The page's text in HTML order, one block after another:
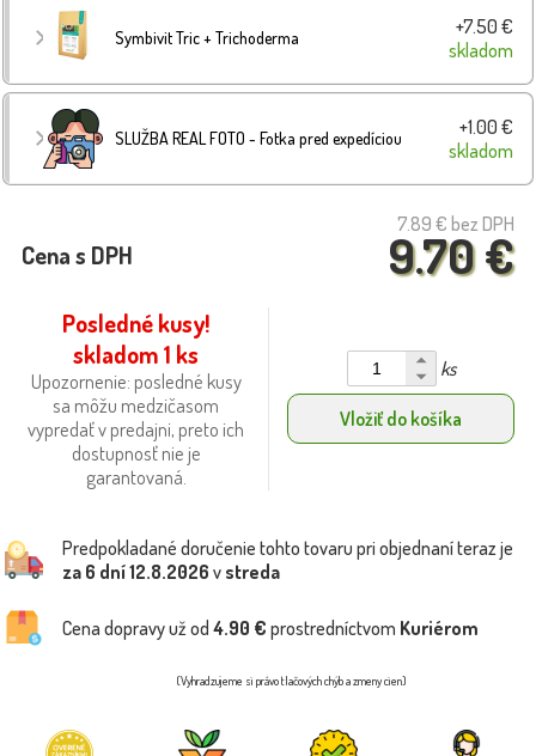
Symbivit Tric + Trichoderma
+7.50 €
skladom
SLUŽBA REAL FOTO - Fotka pred expedíciou
+1.00 €
skladom
7.89 € bez DPH
9.70 €
Cena s DPH
Posledné kusy!
skladom 1 ks
Upozornenie: posledné kusy
sa môžu medzičasom
vypredať v predajni, preto ich
dostupnosť nie je
garantovaná.
ks
Vložiť do košíka
Predpokladané doručenie tohto tovaru pri objednaní teraz je
za 6 dní12.8.2026 v streda
Cena dopravy už od 4.90 € prostredníctvom Kuriérom
(Vyhradzujeme si právo tlačových chýb a zmeny cien)